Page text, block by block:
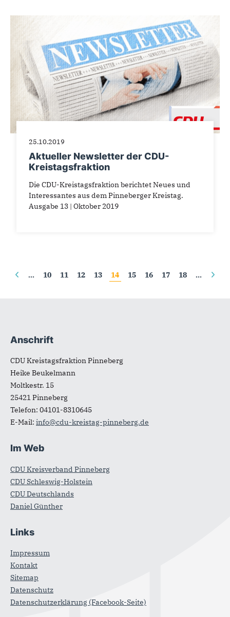
25.10.2019
Aktueller Newsletter der CDU-
Kreistagsfraktion
Die CDU-Kreistagsfraktion berichtet Neues und
Interessantes aus dem Pinneberger Kreistag.
Ausgabe 13 | Oktober 2019
Seiten
… 10 11 12 13 14 15 16 17 18 …
Fußbereich
Anschrift
CDU Kreistagsfraktion Pinneberg
Heike Beukelmann
Moltkestr. 15
25421Pinneberg
Telefon: 04101-8310645
E-Mail: info@cdu-kreistag-pinneberg.de
Im Web
CDU Kreisverband Pinneberg
CDU Schleswig-Holstein
CDU Deutschlands
Daniel Günther
Links
Impressum
Kontakt
Sitemap
Datenschutz
Datenschutzerklärung (Facebook-Seite)